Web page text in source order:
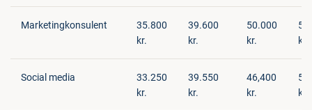
Marketingkonsulent
35.800
kr.
39.600
kr.
50.000
kr.
kr.
Social media
33.250
kr.
39.550
kr.
46,400
kr.
kr.